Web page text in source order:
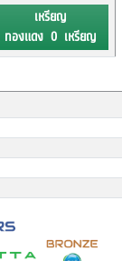
เหรียญ
ทองแดง 0 เหรียญ